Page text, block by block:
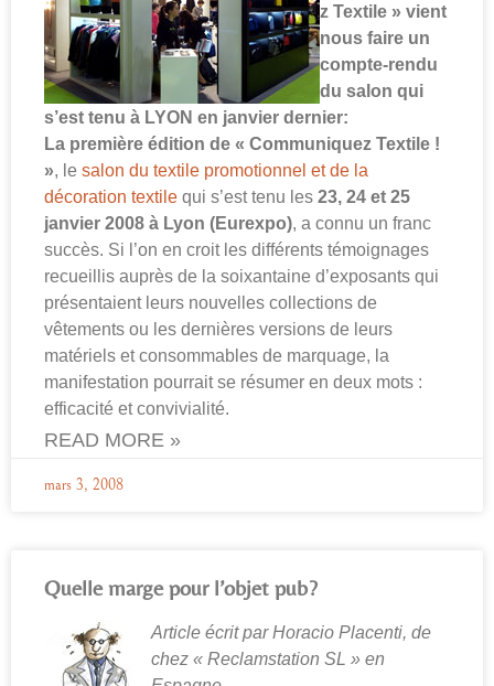
z Textile » vient
nous faire un
compte-rendu
du salon qui
s’est tenu à LYON en janvier dernier:
La première édition de « Communiquez Textile !
», le salon du textile promotionnel et de la
décoration textile qui s’est tenu les 23, 24 et 25
janvier 2008 à Lyon (Eurexpo), a connu un franc
succès. Si l’on en croit les différents témoignages
recueillis auprès de la soixantaine d’exposants qui
présentaient leurs nouvelles collections de
vêtements ou les dernières versions de leurs
matériels et consommables de marquage, la
manifestation pourrait se résumer en deux mots :
efficacité et convivialité.
READ MORE »
mars 3, 2008
Quelle marge pour l’objet pub?
Article écrit par Horacio Placenti, de
chez « Reclamstation SL » en